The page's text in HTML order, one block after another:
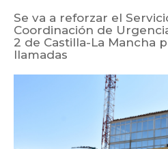
Se va a reforzar el
Coordinación de
2 de Castilla-La Mancha
llamadas